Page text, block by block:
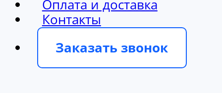
Оплата и доставка
Контакты
Заказать звонок